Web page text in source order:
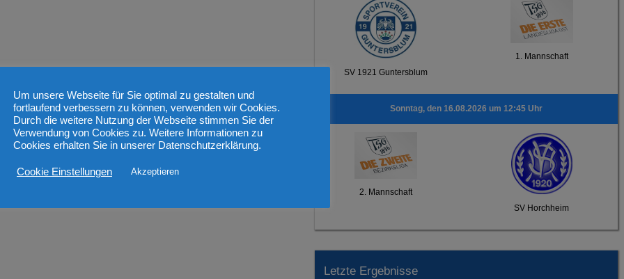
SV 1921 Guntersblum
1. Mannschaft
Sonntag, den 16.08.2026 um 12:45 Uhr
2. Mannschaft
SV Horchheim
Letzte Ergebnisse
Um unsere Webseite für Sie optimal zu gestalten und
fortlaufend verbessern zu können, verwenden wir Cookies.
Durch die weitere Nutzung der Webseite stimmen Sie der
Verwendung von Cookies zu. Weitere Informationen zu
Cookies erhalten Sie in unserer Datenschutzerklärung.
Cookie Einstellungen Akzeptieren